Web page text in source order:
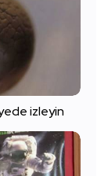
izleyin